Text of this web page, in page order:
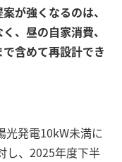
が強くなるのは、
、昼の自家消費、
含めて再設計でき
光発電10kW未満に
し、2025年度下半